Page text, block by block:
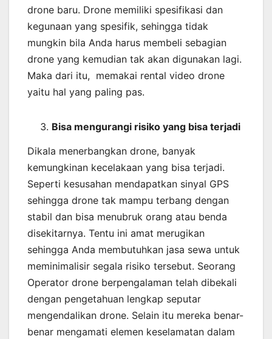
drone baru. Drone memiliki spesifikasi dan
kegunaan yang spesifik, sehingga tidak
mungkin bila Anda harus membeli sebagian
drone yang kemudian tak akan digunakan lagi.
Maka dari itu, memakai rental video drone
yaitu hal yang paling pas.
Bisa mengurangi risiko yang bisa terjadi
Dikala menerbangkan drone, banyak
kemungkinan kecelakaan yang bisa terjadi.
Seperti kesusahan mendapatkan sinyal GPS
sehingga drone tak mampu terbang dengan
stabil dan bisa menubruk orang atau benda
disekitarnya. Tentu ini amat merugikan
sehingga Anda membutuhkan jasa sewa untuk
meminimalisir segala risiko tersebut. Seorang
Operator drone berpengalaman telah dibekali
dengan pengetahuan lengkap seputar
mengendalikan drone. Selain itu mereka benar-
benar mengamati elemen keselamatan dalam